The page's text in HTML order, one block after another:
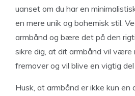
uanset om du har en
en mere unik og bohemisk stil.
armbånd og bære det på den
sikre dig, at dit armbånd vil være
fremover og vil blive en vigtig
Husk, at armbånd er ikke kun en